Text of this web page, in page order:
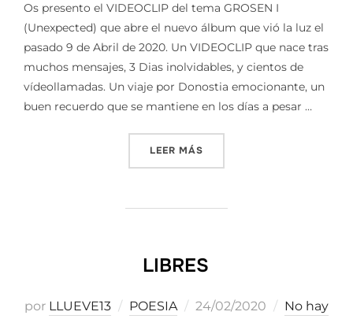
Os presento el VIDEOCLIP del tema GROSEN I
(Unexpected) que abre el nuevo álbum que vió la luz el
pasado 9 de Abril de 2020. Un VIDEOCLIP que nace tras
muchos mensajes, 3 Dias inolvidables, y cientos de
vídeollamadas. Un viaje por Donostia emocionante, un
buen recuerdo que se mantiene en los días a pesar …
LEER MÁS
LIBRES
por LLUEVE13 POESIA
Publicado
24/02/2020
No hay